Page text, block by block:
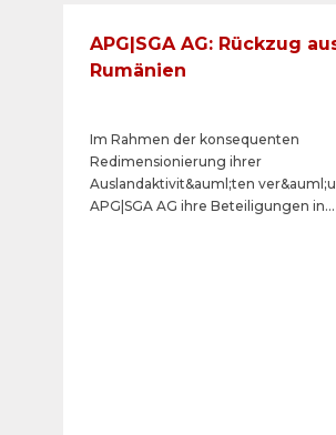
APG|SGA AG: Rückzug
Rumänien
Im Rahmen der konsequenten
Redimensionierung ihrer
Auslandaktivit&auml;ten
APG|SGA AG ihre Beteiligungen in